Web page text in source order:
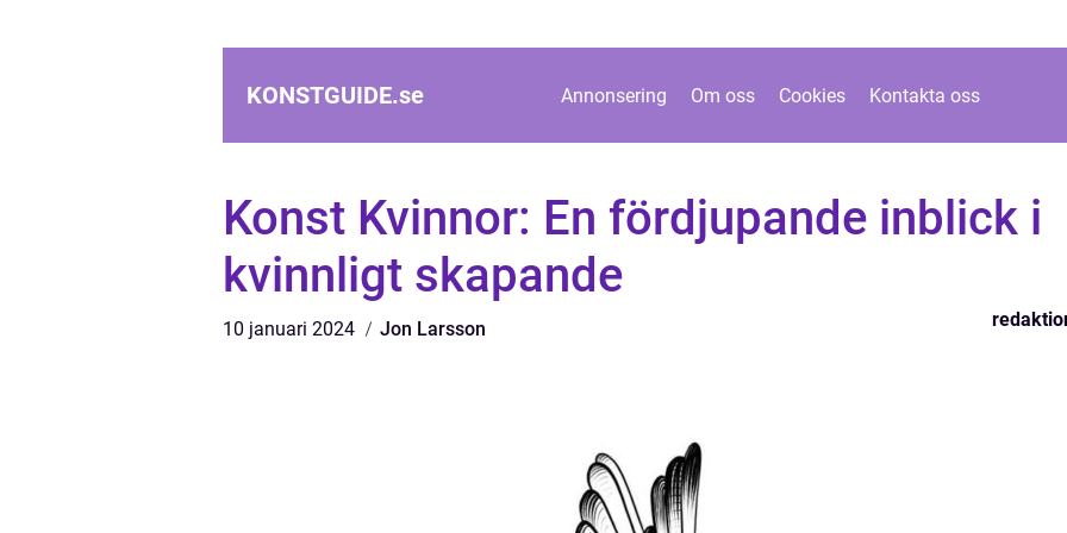
KONSTGUIDE.se Annonsering Om oss Cookies Kontakta oss
Konst Kvinnor: En fördjupande inblick i
kvinnligt skapande
10 januari 2024 Jon Larsson